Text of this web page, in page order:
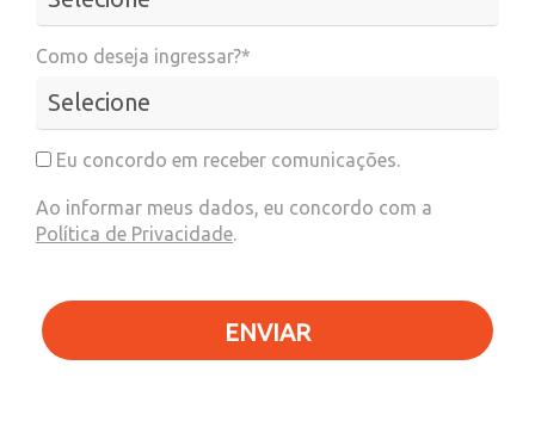
Como deseja ingressar?*
Eu concordo em receber comunicações.
Ao informar meus dados, eu concordo com a
Política de Privacidade.
ENVIAR